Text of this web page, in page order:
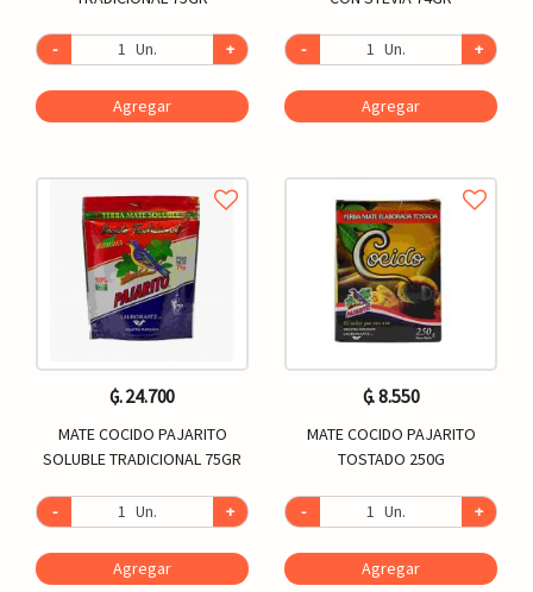
- Un. +
Agregar
₲. 24.700
MATE COCIDO PAJARITO
SOLUBLE TRADICIONAL 75GR
- Un. +
Agregar
- Un. +
Agregar
₲. 8.550
MATE COCIDO PAJARITO
TOSTADO 250G
- Un. +
Agregar